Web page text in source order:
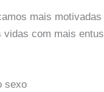
mais
vidas com mais
sexo